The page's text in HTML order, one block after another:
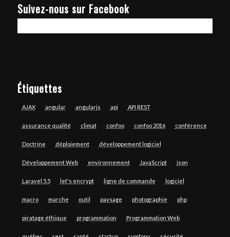
Suivez-nous sur Facebook
Étiquettes
AJAX angular angularjs api API REST
assurance qualité climat confoo confoo 2016 conférence
Doctrine déploiement développement logiciel
Développement Web environnement JavaScript json
Laravel 5.5 let's encrypt ligne de commande logiciel
macro marche outil paysage photographie php
piratage éthique programmation Programmation Web